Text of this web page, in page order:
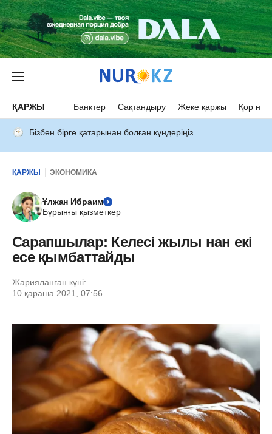
ҚАРЖЫ Банктер Сақтандыру Жеке қаржы Қор
Бізбен бірге қатарынан болған күндеріңіз
ҚАРЖЫ ЭКОНОМИКА
Ұлжан Ибраим
Бұрынғы қызметкер
Сарапшылар: Келесі жылы нан екі
есе қымбаттайды
Жарияланған күні:
10 қараша 2021, 07:56